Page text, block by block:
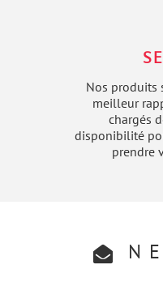
Nos produits
meilleur
chargés
disponibilité
prendre